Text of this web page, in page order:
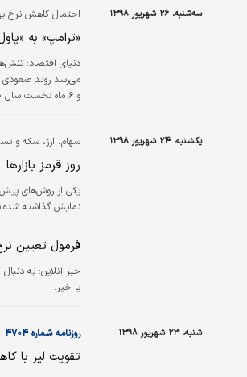
سه‌شنبه، ۲۶ شهریور ۱۳۹۸ احتمال کاهش نرخ
«ترامپ» به
دنیای اقتصاد:
می‌رسد روند صعودی
یکشنبه، ۲۴ شهریور ۱۳۹۸ سهام، ارز، سکه و
روز قرمز بازارها
یکی از روش‌های
نمایش گذاشته
فرمول تعیین
خبر آنلاین: به
یا خیر.
شنبه، ۲۳ شهریور ۱۳۹۸ روزنامه شماره ۴۷۰۴
تقویت لیر با